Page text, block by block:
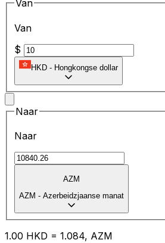
Van
Van
$
HKD - Hongkongse dollar
Naar
Naar
AZM
AZM - Azerbeidzjaanse manat
1.00 HKD = 1.084, AZM